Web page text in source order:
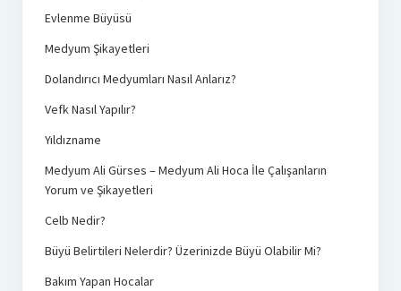
Evlenme Büyüsü
Medyum Şikayetleri
Dolandırıcı Medyumları Nasıl Anlarız?
Vefk Nasıl Yapılır?
Yıldızname
Medyum Ali Gürses – Medyum Ali Hoca İle Çalışanların
Yorum ve Şikayetleri
Celb Nedir?
Büyü Belirtileri Nelerdir? Üzerinizde Büyü Olabilir Mi?
Bakım Yapan Hocalar